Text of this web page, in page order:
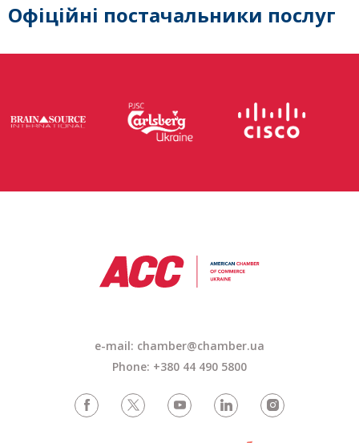
Офіційні постачальники послуг
e-mail: chamber@chamber.ua
Phone: +380 44 490 5800